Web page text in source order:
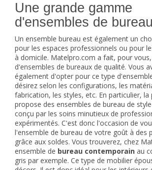
Une grande gamme
d'ensembles de
Un ensemble bureau est également un
pour les espaces professionnels ou pour
à domicile. Matelpro.com a fait, pour
d'ensembles de bureaux de qualité. Vous
également d'opter pour ce type
désirez selon les configurations, les
fabrication, les styles, etc. En particulier,
propose des ensembles de bureau de
conçu par les soins minutieux de
expérimentés. C'est donc l'occasion de
l'ensemble de bureau de votre goût à des
grâce aux soldes. Vous trouverez, chez
ensemble de bureau contemporain au
gris par exemple. Ce type de mobilier